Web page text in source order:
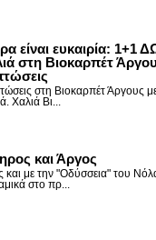
είναι ευκαιρία: 1+1
στη Βιοκαρπέτ
στη Βιοκαρπέτ Άργους
Χαλιά Βι...
και Άργος
και με την "Οδύσσεια" του
στο πρ...